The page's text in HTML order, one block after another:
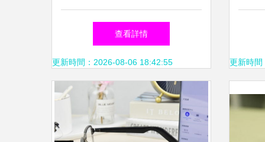
與發展潛力探析
查看詳情
更新時間：2026-08-06 18:42:55
眼
更新時